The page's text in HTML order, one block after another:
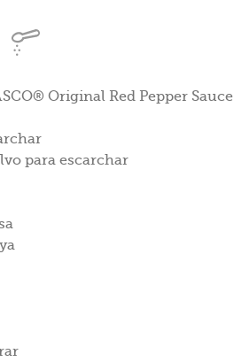
Original Red Pepper Sauce
para escarchar